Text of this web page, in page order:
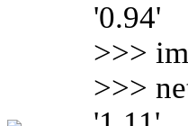
'0.94'
>>>
>>>